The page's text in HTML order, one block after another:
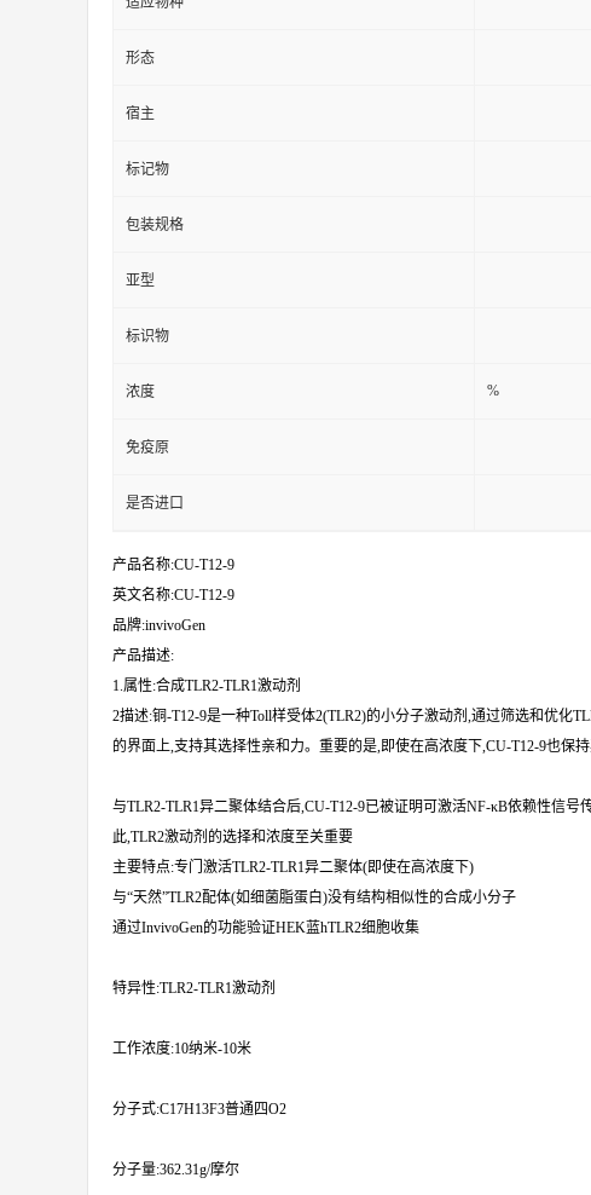
形态
宿主
标记物
包装规格
亚型
标识物
浓度 %
免疫原
是否进口
产品名称:CU-T12-9
英文名称:CU-T12-9
品牌:invivoGen
产品描述:
1.属性:合成TLR2-TLR1激动剂
2描述:铜-T12-9是一种Toll样受体2(TLR2)的小分子激动剂,通过筛选和优化
的界面上,支持其选择性亲和力。重要的是,即使在高浓度下,CU-T12-9也保
与TLR2-TLR1异二聚体结合后,CU-T12-9已被证明可激活NF-κB依赖性信
此,TLR2激动剂的选择和浓度至关重要
主要特点:专门激活TLR2-TLR1异二聚体(即使在高浓度下)
与“天然”TLR2配体(如细菌脂蛋白)没有结构相似性的合成小分子
通过InvivoGen的功能验证HEK蓝hTLR2细胞收集
特异性:TLR2-TLR1激动剂
工作浓度:10纳米-10米
分子式:C17H13F3普通四O2
分子量:362.31g/摩尔